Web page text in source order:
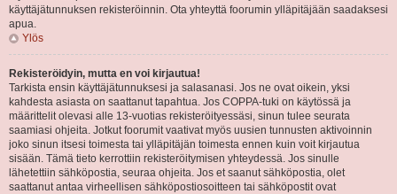
käyttäjätunnuksen rekisteröinnin. Ota yhteyttä foorumin ylläpitäjään saadaksesi
apua.
Ylös
Rekisteröidyin, mutta en voi kirjautua!
Tarkista ensin käyttäjätunnuksesi ja salasanasi. Jos ne ovat oikein, yksi
kahdesta asiasta on saattanut tapahtua. Jos COPPA-tuki on käytössä ja
määrittelit olevasi alle 13-vuotias rekisteröityessäsi, sinun tulee seurata
saamiasi ohjeita. Jotkut foorumit vaativat myös uusien tunnusten aktivoinnin
joko sinun itsesi toimesta tai ylläpitäjän toimesta ennen kuin voit kirjautua
sisään. Tämä tieto kerrottiin rekisteröitymisen yhteydessä. Jos sinulle
lähetettiin sähköpostia, seuraa ohjeita. Jos et saanut sähköpostia, olet
saattanut antaa virheellisen sähköpostiosoitteen tai sähköpostit ovat